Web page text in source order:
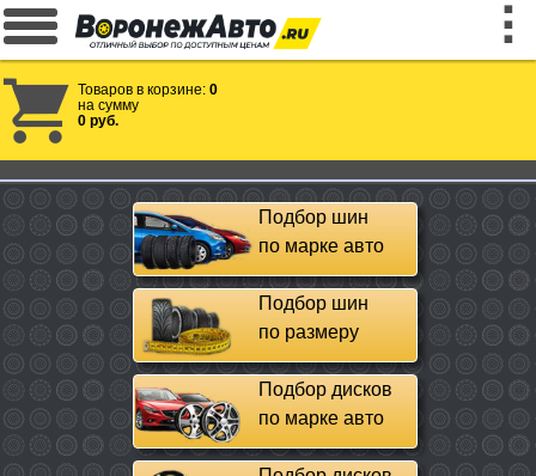
Товаров в корзине: 0
на сумму
0 руб.
Подбор шин
по марке авто
Подбор шин
по размеру
Подбор дисков
по марке авто